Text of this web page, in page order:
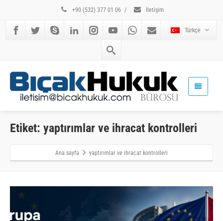
+90 (532) 377 01 06 / İletişim
Türkçe
Etiket: yaptırımlar ve ihracat kontrolleri
Ana sayfa yaptırımlar ve ihracat kontrolleri